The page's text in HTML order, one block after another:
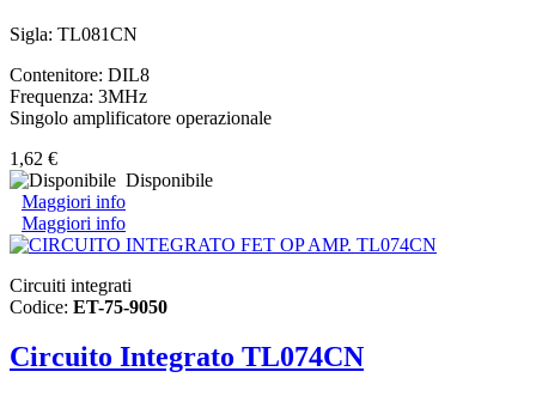
Sigla: TL081CN
Contenitore: DIL8
Frequenza: 3MHz
Singolo amplificatore operazionale
1,62 €
Disponibile
Maggiori info
Maggiori info
Circuiti integrati
Codice: ET-75-9050
Circuito Integrato TL074CN